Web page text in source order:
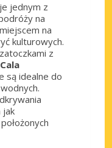
jednym z
na
na
kulturowych.
z
Cala
są idealne do
jak